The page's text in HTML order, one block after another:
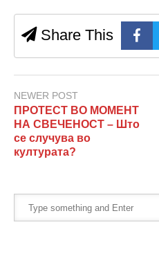
Share This
NEWER POST
ПРОТЕСТ ВО МОМЕНТ
НА СВЕЧЕНОСТ – Што
се случува во
културата?